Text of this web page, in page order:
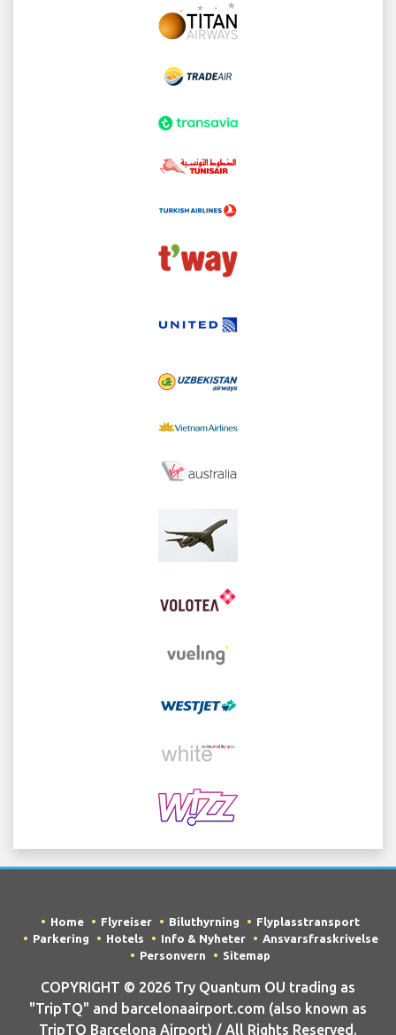
Home Flyreiser Biluthyrning
Flyplasstransport
Parkering
Hotels Info & Nyheter
Ansvarsfraskrivelse
Personvern
Sitemap
COPYRIGHT © 2026 Try Quantum OU trading as
"TripTQ" and barcelonaairport.com (also known as
TripTQ Barcelona Airport) / All Rights Reserved.